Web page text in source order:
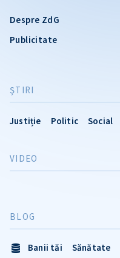
Despre ZdG
Publicitate
ŞTIRI
Justiție Politic Social
VIDEO
BLOG
Banii tăi Sănătate